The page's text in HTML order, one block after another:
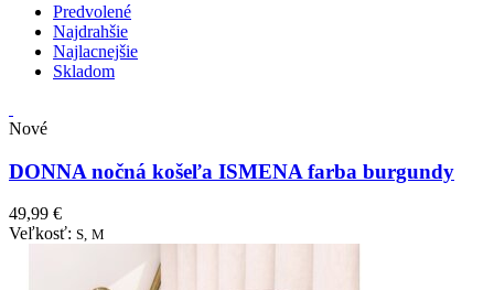
Predvolené
Najdrahšie
Najlacnejšie
Skladom
Nové
DONNA nočná košeľa ISMENA farba burgundy
49,99 €
Veľkosť: S, M